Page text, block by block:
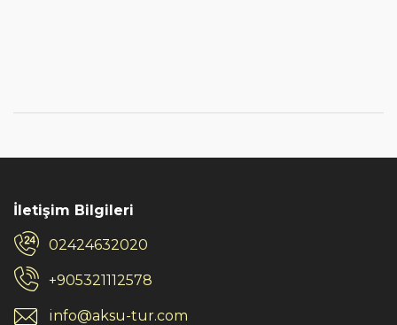
İletişim Bilgileri
02424632020
+905321112578
info@aksu-tur.com